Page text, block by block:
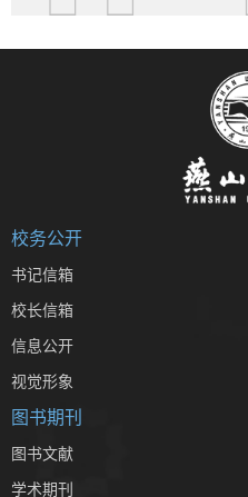
校务公开
书记信箱
校长信箱
信息公开
视觉形象
图书期刊
图书文献
学术期刊